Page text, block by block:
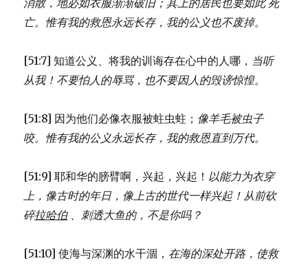
消散，地必如衣服渐渐破旧； 其上的居民也要如此 死
亡。 惟有我的救恩永远长存， 我的公义也不废掉。
[51:7] 知道公义、将我的训诲存在心中的人哪， 当听
从我！ 不要怕人的辱骂， 也不要因人的毁谤惊惶。
[51:8] 因为他们必像衣服被蛀虫蛀； 像羊毛被虫子
咬。 惟有我的公义永远长存， 我的救恩直到万代。
[51:9] 耶和华的膀臂啊，兴起，兴起！ 以能力为衣穿
上， 像古时的年日，像上古的世代一样兴起！ 从前砍
碎拉哈伯、 刺透大鱼的，不是你吗？
[51:10] 使海与深渊的水干涸， 在海的深处开路， 使救